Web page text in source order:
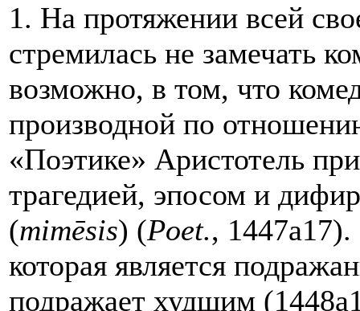
1. На протяжении всей
стремилась не замечать
возможно, в том, что
производной по
«Поэтике» Аристотель
трагедией, эпосом и
(mimēsis) (Poet., 1447a17).
которая является
подражает худшим